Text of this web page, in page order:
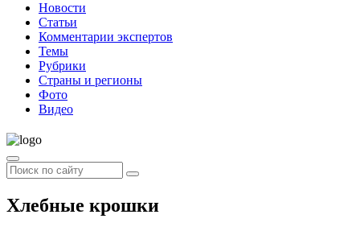
Новости
Статьи
Комментарии экспертов
Темы
Рубрики
Страны и регионы
Фото
Видео
Хлебные крошки